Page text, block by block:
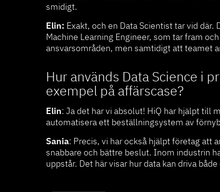
smidigt.
Elin: Exakt, och en Data Scientist tar vid
Machine Learning Engineer, som tar fram
ansvarsområden, men samtidigt att teamet
Hur används Data Science i
exempel på affärscase?
Elin: Ja det har vi absolut! HiQ har hjälpt till
automatisera ett beställningsystem av
Sania: Precis, vi har också hjälpt företag att
snabbare och bättre beslut. Inom industrin
uppstår. Det här visar hur data kan driva